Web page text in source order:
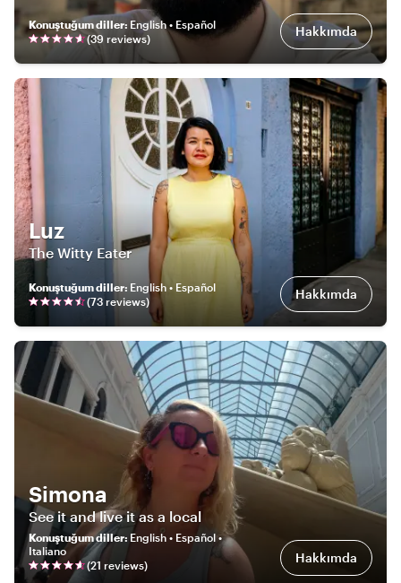
Konuştuğum diller: English • Español
(39 reviews) Hakkımda
Luz
The Witty Eater
Konuştuğum diller: English • Español
(73 reviews) Hakkımda
Simona
See it and live it as a local
Konuştuğum diller: English • Español •
Italiano
(21 reviews) Hakkımda